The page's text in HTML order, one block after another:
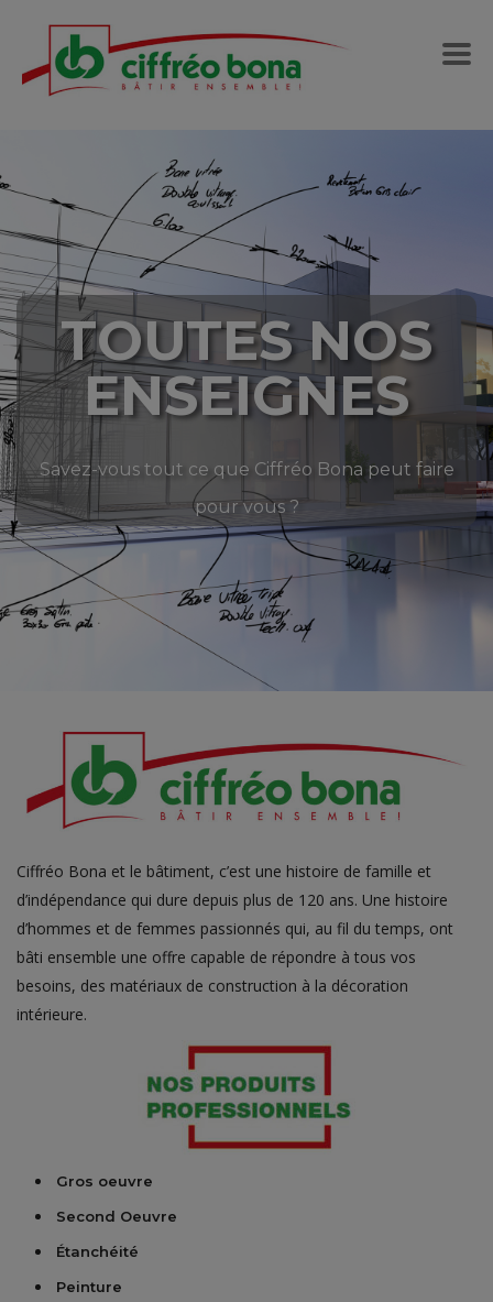
TOUTES NOS
ENSEIGNES
Savez-vous tout ce que Ciffréo Bona peut faire
pour vous ?
Ciffréo Bona et le bâtiment, c’est une histoire de famille et
d’indépendance qui dure depuis plus de 120 ans. Une histoire
d’hommes et de femmes passionnés qui, au fil du temps, ont
bâti ensemble une offre capable de répondre à tous vos
besoins, des matériaux de construction à la décoration
intérieure.
Gros oeuvre
Second Oeuvre
Étanchéité
Peinture